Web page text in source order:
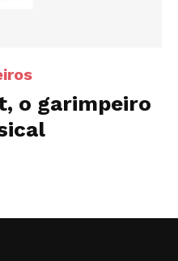
o garimpeiro